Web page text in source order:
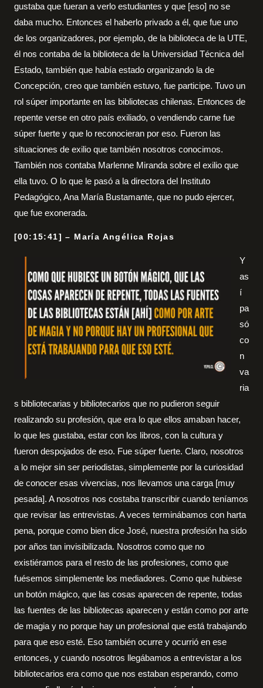
gustaba que fueran a verlo estudiantes y que [eso] no se
daba mucho. Entonces el haberlo privado a él, que fue uno
de los organizadores, por ejemplo, de la biblioteca de la UTE,
él nos contaba de la biblioteca de la Universidad Técnica del
Estado, también que había estado organizando la de
Concepción, creo que también estuvo, fue participe. Tuvo un
rol súper importante en las bibliotecas chilenas. Entonces de
repente verse en otro país exiliado, o vendiendo carne fue
súper fuerte y que lo reconocieran por eso. Fueron las
situaciones de exilio que también nosotros conocimos.
También nos contaba Marlenne Miranda sobre el exilio que
ella tuvo. O lo que le pasó a la directora del Instituto
Pedagógico, Ana María Bustamante, que no pudo ejercer,
que fue exonerada.
[00:15:41] – María Angélica Rojas
Y
as
í
pa
só
co
n
va
ria
s bibliotecarias y bibliotecarios que no pudieron seguir
realizando su profesión, que era lo que ellos amaban hacer,
lo que les gustaba, estar con los libros, con la cultura y
fueron despojados de eso. Fue súper fuerte. Claro, nosotros
a lo mejor sin ser periodistas, simplemente por la curiosidad
de conocer esas vivencias, nos llevamos una carga [muy
pesada]. A nosotros nos costaba transcribir cuando teníamos
que revisar las entrevistas. A veces terminábamos con harta
pena, porque como bien dice José, nuestra profesión ha sido
por años tan invisibilizada. Nosotros como que no
existiéramos para el resto de las profesiones, como que
fuésemos simplemente los mediadores. Como que hubiese
un botón mágico, que las cosas aparecen de repente, todas
las fuentes de las bibliotecas aparecen y están como por arte
de magia y no porque hay un profesional que está trabajando
para que eso esté. Eso también ocurre y ocurrió en ese
entonces, y cuando nosotros llegábamos a entrevistar a los
bibliotecarios era como que nos estaban esperando, como